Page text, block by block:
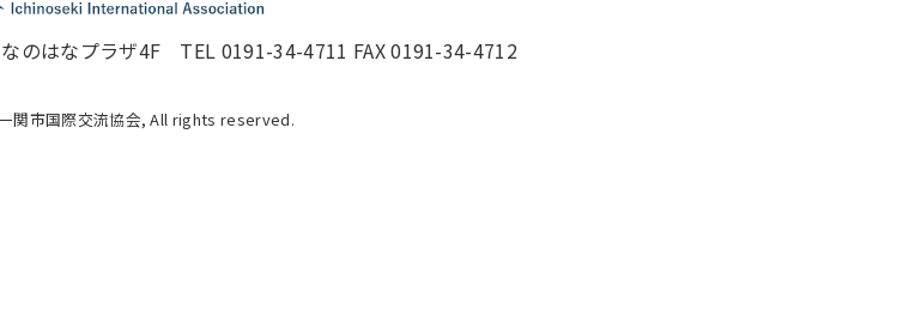
はなプラザ4F TEL 0191-34-4711 FAX 0191-34-4712
関市国際交流協会, All rights reserved.